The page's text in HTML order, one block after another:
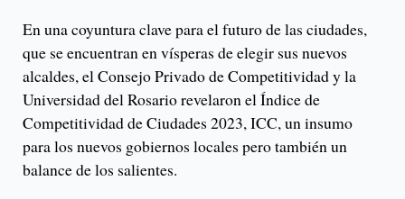
En una coyuntura clave para el futuro de las ciudades,
que se encuentran en vísperas de elegir sus nuevos
alcaldes, el Consejo Privado de Competitividad y la
Universidad del Rosario revelaron el Índice de
Competitividad de Ciudades 2023, ICC, un insumo
para los nuevos gobiernos locales pero también un
balance de los salientes.